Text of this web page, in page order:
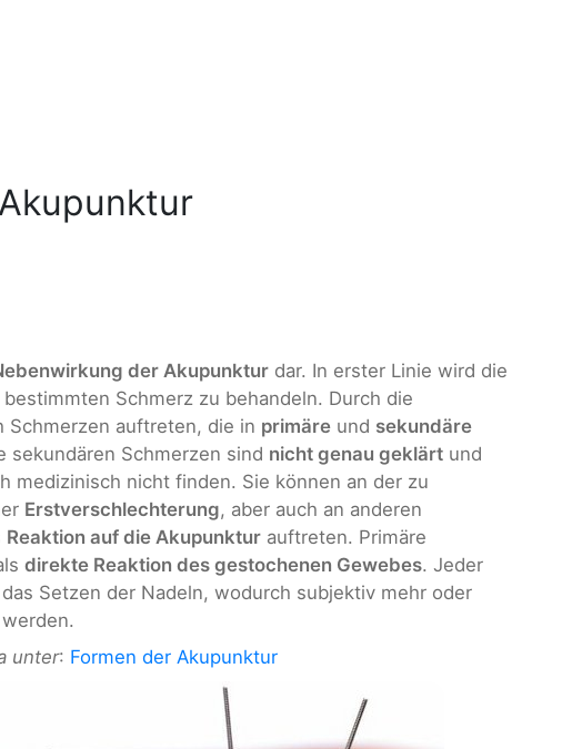
der Akupunktur dar. In erster Linie wird die
Schmerz zu behandeln. Durch die
Schmerzen auftreten, die in primäre und sekundäre
sekundären Schmerzen sind nicht genau geklärt und
medizinisch nicht finden. Sie können an der zu
Erstverschlechterung, aber auch an anderen
Reaktion auf die Akupunktur auftreten. Primäre
direkte Reaktion des gestochenen Gewebes. Jeder
Setzen der Nadeln, wodurch subjektiv mehr oder
unter: Formen der Akupunktur